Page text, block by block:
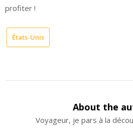
profiter !
États-Unis
About the
Voyageur, je pars à la